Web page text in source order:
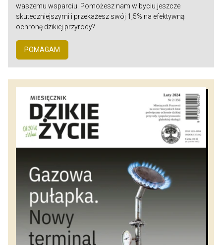
waszemu wsparciu. Pomożesz nam w byciu jeszcze
skuteczniejszymi i przekażesz swój 1,5% na efektywną
ochronę dzikiej przyrody?
POMAGAM